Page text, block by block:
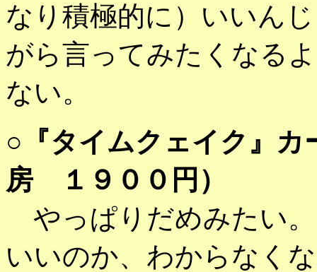
なり積極的に）いいん
がら言ってみたくなる
ない。
○ 『タイムクェイク』
房 １９００円）
やっぱりだめみたい
いいのか、わからなく